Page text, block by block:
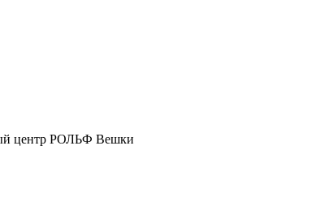
центр РОЛЬФ Вешки